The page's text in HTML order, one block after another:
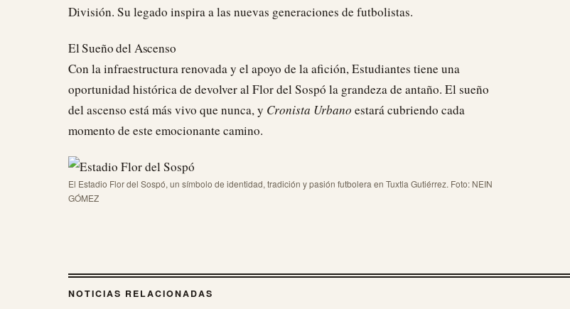
División. Su legado inspira a las nuevas generaciones de futbolistas.
El Sueño del Ascenso
Con la infraestructura renovada y el apoyo de la afición, Estudiantes tiene una
oportunidad histórica de devolver al Flor del Sospó la grandeza de antaño. El sueño
del ascenso está más vivo que nunca, y Cronista Urbano estará cubriendo cada
momento de este emocionante camino.
El Estadio Flor del Sospó, un símbolo de identidad, tradición y pasión futbolera en Tuxtla Gutiérrez. Foto: NEIN
GÓMEZ
NOTICIAS RELACIONADAS